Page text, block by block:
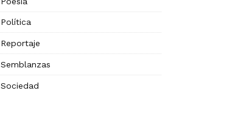
Política
Reportaje
Semblanzas
Sociedad